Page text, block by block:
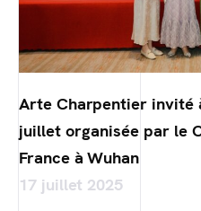
Arte Charpentier invité
juillet organisée par le
France à Wuhan
17 juillet 2025